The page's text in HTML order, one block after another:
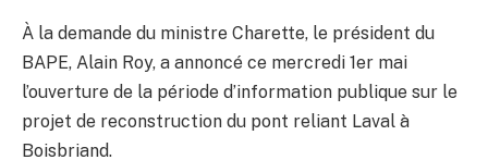
À la demande du ministre Charette, le président du
BAPE, Alain Roy, a annoncé ce mercredi 1er mai
l’ouverture de la période d’information publique sur le
projet de reconstruction du pont reliant Laval à
Boisbriand.